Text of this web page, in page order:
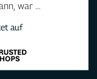
war
Aussenwand im
regelt den
Anschluss im
war sie
auf